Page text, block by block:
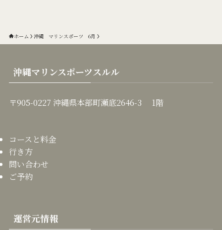
ホーム 沖縄 マリンスポーツ 6月
沖縄マリンスポーツスルル
〒905-0227 沖縄県本部町瀬底2646-3 1階
コースと料金
行き方
問い合わせ
ご予約
運営元情報